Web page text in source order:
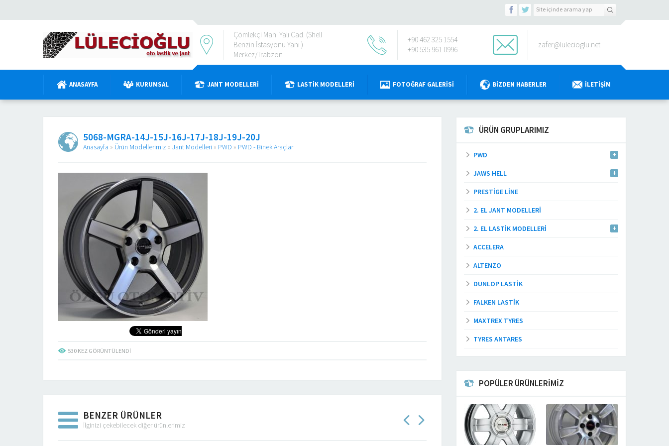
Çömlekçi Mah. Yalı Cad. (Shell
Benzin İstasyonu Yanı )
Merkez/Trabzon
+90 462 325 1554
+90 535 961 0996
zafer@lulecioglu.net
ANASAYFA KURUMSAL JANT MODELLERI LASTIK MODELLERI FOTOĞRAF GALERISI BIZDEN HABERLER İLETIŞIM
5068-MGRA-14J-15J-16J-17J-18J-19J-20J
Anasayfa » Ürün Modellerimiz » Jant Modelleri » PWD » PWD - Binek Araçlar
530 KEZ GÖRÜNTÜLENDI
BENZER ÜRÜNLER
İlginizi çekebilecek diğer ürünlerimiz
ÜRÜN GRUPLARIMIZ
PWD
JAWS HELL
PRESTIGE LINE
2. EL JANT MODELLERI
2. EL LASTIK MODELLERI
ACCELERA
ALTENZO
DUNLOP LASTIK
FALKEN LASTIK
MAXTREX TYRES
TYRES ANTARES
POPÜLER ÜRÜNLERİMİZ